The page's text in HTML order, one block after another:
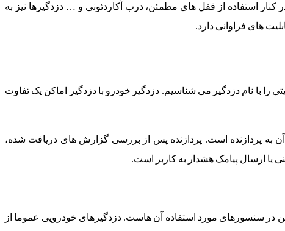
استفاده از قفل های مطمئن، درب آکاردئونی و … دزدگیرها نیز به
های فراوانی دارد.
با نام دزدگیر می شناسیم. دزدگیر خودرو با دزدگیر اماکن یک تفاوت
پردازنده است. پردازنده پس از بررسی گزارش های دریافت شده،
یا ارسال پیامک هشدار به کاربر است.
در سنسورهای مورد استفاده آن هاست. دزدگیرهای خودرویی عموما از